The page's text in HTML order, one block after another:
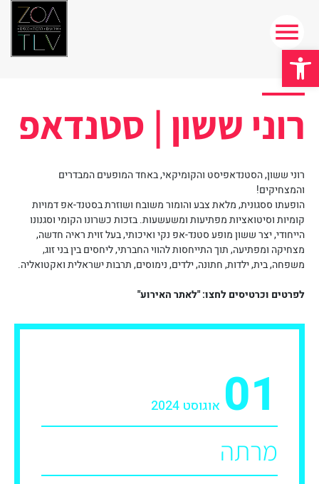
פתח סרגל נגישות
רוני ששון | סטנדאפ
רוני ששון, הסטנדאפיסט והקומיקאי, באחד המופעים המבדרים
והמצחיקים!
הופעתו ססגונית, מלאת צבע והומור משובח ושוזרת בסטנד-אפ דמויות
קומיות וסיטואציות מפתיעות ומשעשעות. בזכות כשרונו הקומי וסגנונו
הייחודי, יצר ששון מופע סטנד-אפ נקי ואיכותי, בעל זוית ראיה חדשה,
מצחיקה ומפתיעה, תוך התייחסות להווי החברתי, ליחסים בין בני זוג,
משפחה, בית, ילדות, חתונה, ילדים, נימוסים, תרבות ישראלית ואקטואליה.
לפרטים וכרטיסים לחצו: "לאתר האירוע"
01 אוגוסט 2024
מרתה